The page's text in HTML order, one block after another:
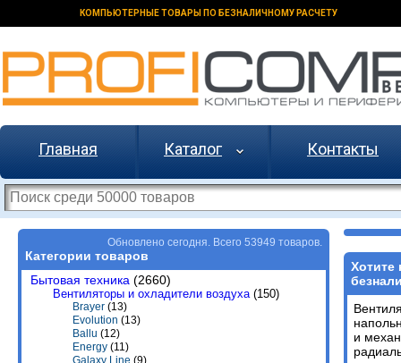
КОМПЬЮТЕРНЫЕ ТОВАРЫ ПО БЕЗНАЛИЧНОМУ РАСЧЕТУ
Главная Каталог Контакты
Обновлено сегодня. Всего 53949 товаров.
Категории товаров
Бытовая техника (2660)
Вентиляторы и охладители воздуха(150)
Brayer (13)
Evolution (13)
Ballu (12)
Energy (11)
Galaxy Line (9)
Хотите
и